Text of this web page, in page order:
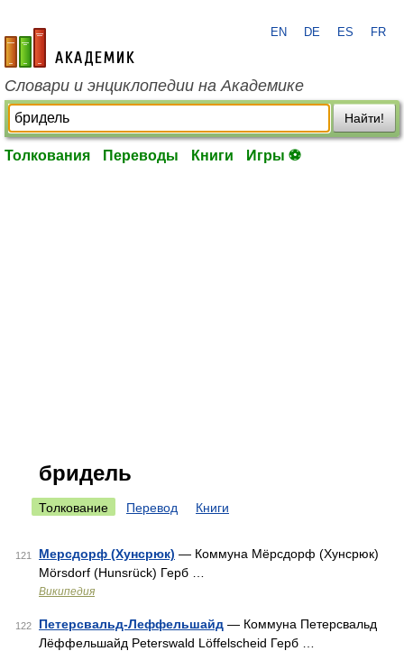
academic.ru
EN DE ES FR
Словари и энциклопедии на Академике
Найти!
Толкования Переводы Книги Игры ⚽
бридель
Толкование Перевод Книги
121 Мерсдорф (Хунсрюк) — Коммуна Мёрсдорф (Хунсрюк)
Mörsdorf (Hunsrück) Герб …
Википедия
122 Петерсвальд-Леффельшайд — Коммуна Петерсвальд
Лёффельшайд Peterswald Löffelscheid Герб …